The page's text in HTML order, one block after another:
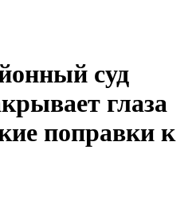
суд
глаза
поправки к